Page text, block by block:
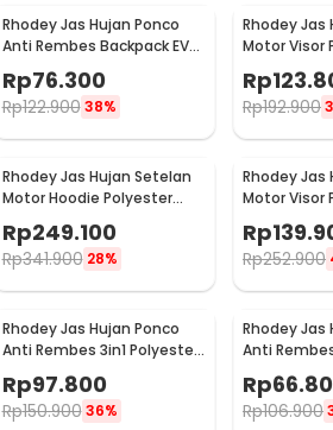
Rhodey Jas Hujan Ponco
Anti Rembes Backpack EVA
Waterproof Raincoat L - FY-
30
Rp76.300
Rp122.900 38%
Rhodey Jas
Motor Visor
Waterproof
ZY-75
Rp
Rp192.900
Rhodey Jas Hujan Setelan
Motor Hoodie Polyester
ZY-15
Rp249.100
Rp341.900 28%
Rhodey Jas
Motor Visor
Waterproof
ZY-81
Rp
Rp252.900
Rhodey Jas Hujan Ponco
Anti Rembes 3in1 Polyester
Waterproof Raincoat - PY-
30
Rp97.800
Rp150.900 36%
Rhodey Jas
Anti
Waterproof
- PY-45
Rp
Rp106.900